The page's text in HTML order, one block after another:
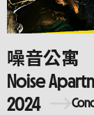
噪音公寓
Noise
2024